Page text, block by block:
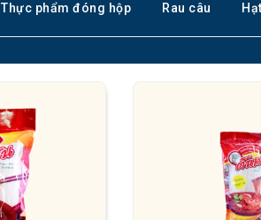
Thực phẩm đóng hộp Rau câu